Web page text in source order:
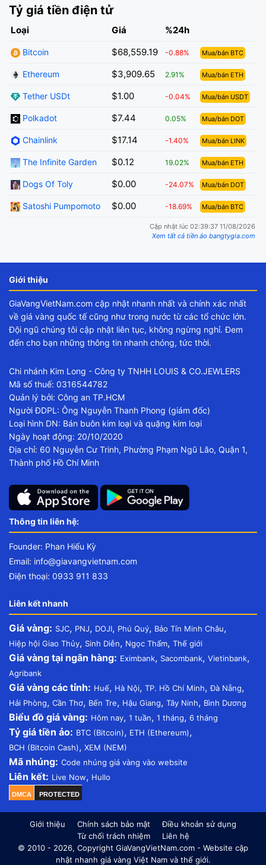
Tỷ giá tiền điện tử
Loại Giá %24h
Bitcoin $68,559.19 -0.88% Mua/bán BTC
Ethereum $3,909.65 2.91% Mua/bán ETH
Tether USDt $1.00 -0.04% Mua/bán USDT
Polkadot $7.44 0.05% Mua/bán DOT
Chainlink $17.14 -1.40% Mua/bán LINK
The Infinite Garden $0.12 19.02% Mua/bán ETH
Dogs Of Toly $0.00 -24.07% Mua/bán DOT
Satoshi Pumpomoto $0.00 -18.69% Mua/bán BTC
Cập nhật lúc 02:39:37 11/08/2026
Xem tất cả tiền ảo bangtygia.com
Giới thiệu
GiaVangVietNam.com cập nhật nhanh nhất và chính xác nhất
về giá vàng quốc tế cũng như trong nước từ các tổ chức lớn.
Đội ngũ chúng tôi cập nhật liên tục, không ngừng nghỉ. Đem
đến cho bạn những thông tin nhanh chóng, tức thời.
Chi nhánh Kim Long - Công ty TNHH LOUIS & CO.JEWLERS
Mã số thuế: 0316544782
Quản lý bởi: Công an TP.HCM
Người ĐDPL: Ông Nguyễn Thanh Phong (giám đốc)
Loại hình DN: Bán buôn kim loại và quặng kim loại
Ngày hoạt động: 20/10/2020
Địa chỉ: 60 Nguyễn Cư Trinh, Phường Phạm Ngũ Lão, Quận 1,
Thành phố Hồ Chí Minh
Thông tin liên hệ:
Founder: Phan Hiếu Kỳ
Email: info@giavangvietnam.com
Điện thoại: 0933 911 833
Liên kết nhanh
Giá vàng: SJC, PNJ, DOJI, Phú Quý, Bảo Tín Minh Châu,
Hiệp hội Giao Thủy, Sinh Diễn, Ngọc Thẩm, Thế giới
Giá vàng tại ngân hàng: Eximbank, Sacombank, Vietinbank,
Agribank
Giá vàng các tỉnh: Huế, Hà Nội, TP. Hồ Chí Minh,Đà Nẵng,
Hải Phòng, Cần Thơ, Bến Tre, Hậu Giang, Tây Ninh, Bình Dương
Biểu đồ giá vàng: Hôm nay, 1 tuần, 1 tháng, 6 tháng
Tỷ giá tiền ảo: BTC (Bitcoin), ETH (Ethereum),
BCH (Bitcoin Cash), XEM (NEM)
Mã nhúng: Code nhúng giá vàng vào website
Liên kết: Live Now, Hullo
DMCA PROTECTED
Giới thiệu Chính sách bảo mật
Điều khoản sử dụng
Từ chối trách nhiệm
Liên hệ
© 2010 - 2026, Copyright GiaVangVietNam.com - Website cập
nhật nhanh giá vàng Việt Nam và thế giới.